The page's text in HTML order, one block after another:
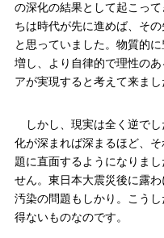
の深化の結果として起こっ
ちは時代が先に進めば、そ
と思っていました。物質的
増し、より自律的で理性の
アが実現すると考えて来まし
しかし、現実は全く逆で
化が深まれば深まるほど、
題に直面するようになりま
せん。東日本大震災後に露
汚染の問題もしかり。こう
得ないものなのです。